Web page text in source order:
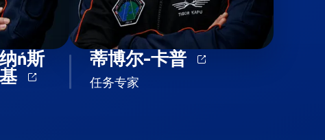
ń斯
蒂博尔-卡普
任务专家